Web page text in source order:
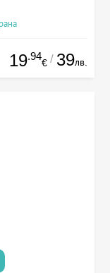
19.94
€ / 39лв.